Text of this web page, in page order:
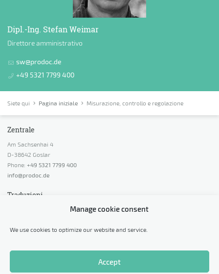
Manage cookie consent
We use cookies to optimize our website and service.
Accept
Dipl.-Ing. Stefan Weimar
Direttore amministrativo
sw@prodoc.de
+49 5321 7799 400
Siete qui Pagina iniziale Misurazione, controllo e regolazione
Zentrale
Am Sachsenhai 4
D-38642 Goslar
Phone: +49 5321 7799 400
info@prodoc.de
Traduzioni
Calcola prezzi
Altro